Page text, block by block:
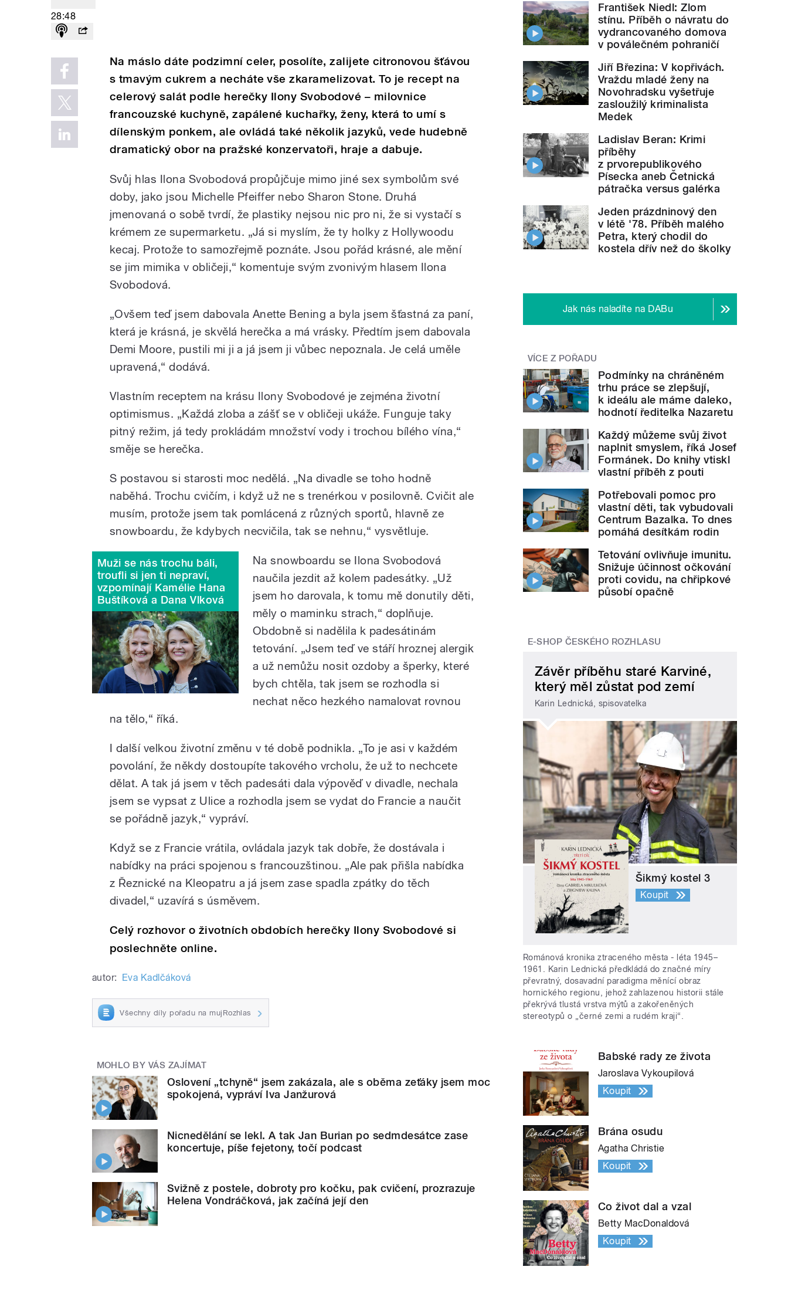
28:48
Na máslo dáte podzimní celer, posolíte, zalijete citronovou šťávou
s tmavým cukrem a necháte vše zkaramelizovat. To je recept na
celerový salát podle herečky Ilony Svobodové – milovnice
francouzské kuchyně, zapálené kuchařky, ženy, která to umí s
dílenským ponkem, ale ovládá také několik jazyků, vede hudebně
dramatický obor na pražské konzervatoři, hraje a dabuje.
Svůj hlas Ilona Svobodová propůjčuje mimo jiné sex symbolům své
doby, jako jsou Michelle Pfeiffer nebo Sharon Stone. Druhá
jmenovaná o sobě tvrdí, že plastiky nejsou nic pro ni, že si vystačí s
krémem ze supermarketu. „Já si myslím, že ty holky z Hollywoodu
kecaj. Protože to samozřejmě poznáte. Jsou pořád krásné, ale mění
se jim mimika v obličeji,“ komentuje svým zvonivým hlasem Ilona
Svobodová.
„Ovšem teď jsem dabovala Anette Bening a byla jsem šťastná za paní,
která je krásná, je skvělá herečka a má vrásky. Předtím jsem dabovala
Demi Moore, pustili mi ji a já jsem ji vůbec nepoznala. Je celá uměle
upravená,“ dodává.
Vlastním receptem na krásu Ilony Svobodové je zejména životní
optimismus. „Každá zloba a zášť se v obličeji ukáže. Funguje taky
pitný režim, já tedy prokládám množství vody i trochou bílého vína,“
směje se herečka.
S postavou si starosti moc nedělá. „Na divadle se toho hodně
naběhá. Trochu cvičím, i když už ne s trenérkou v posilovně. Cvičit ale
musím, protože jsem tak pomlácená z různých sportů, hlavně ze
snowboardu, že kdybych necvičila, tak se nehnu,“ vysvětluje.
Muži se nás trochu báli,
troufli si jen ti nepraví,
vzpomínají Kamélie Hana
Buštíková a Dana Vlková
Na snowboardu se Ilona Svobodová
naučila jezdit až kolem padesátky. „Už
jsem ho darovala, k tomu mě donutily děti,
měly o maminku strach,“ doplňuje.
Obdobně si nadělila k padesátinám
tetování. „Jsem teď ve stáří hroznej alergik
a už nemůžu nosit ozdoby a šperky, které
bych chtěla, tak jsem se rozhodla si
nechat něco hezkého namalovat rovnou
na tělo,“ říká.
I další velkou životní změnu v té době podnikla. „To je asi v každém
povolání, že někdy dostoupíte takového vrcholu, že už to nechcete
dělat. A tak já jsem v těch padesáti dala výpověď v divadle, nechala
jsem se vypsat z Ulice a rozhodla jsem se vydat do Francie a naučit
se pořádně jazyk,“ vypráví.
Když se z Francie vrátila, ovládala jazyk tak dobře, že dostávala i
nabídky na práci spojenou s francouzštinou. „Ale pak přišla nabídka
z Řeznické na Kleopatru a já jsem zase spadla zpátky do těch
divadel,“ uzavírá s úsměvem.
Celý rozhovor o životních obdobích herečky Ilony Svobodové si
poslechněte online.
autor: Eva Kadlčáková
Všechny díly pořadu na mujRozhlas
MOHLO BY VÁS ZAJÍMAT
Oslovení „tchyně“ jsem zakázala, ale s oběma zeťáky jsem moc
spokojená, vypráví Iva Janžurová
Nicnedělání se lekl. A tak Jan Burian po sedmdesátce zase
koncertuje, píše fejetony, točí podcast
Svižně z postele, dobroty pro kočku, pak cvičení, prozrazuje
Helena Vondráčková, jak začíná její den
František Niedl: Zlom
stínu. Příběh o návratu do
vydrancovaného domova
v poválečném pohraničí
Jiří Březina: V kopřivách.
Vraždu mladé ženy na
Novohradsku vyšetřuje
zasloužilý kriminalista
Medek
Ladislav Beran: Krimi
příběhy
z prvorepublikového
Písecka aneb Četnická
pátračka versus galérka
Jeden prázdninový den
v létě '78. Příběh malého
Petra, který chodil do
kostela dřív než do školky
Jak nás naladíte na DABu
VÍCE Z POŘADU
Podmínky na chráněném
trhu práce se zlepšují,
k ideálu ale máme daleko,
hodnotí ředitelka Nazaretu
Každý můžeme svůj život
naplnit smyslem, říká Josef
Formánek. Do knihy vtiskl
vlastní příběh z pouti
Potřebovali pomoc pro
vlastní děti, tak vybudovali
Centrum Bazalka. To dnes
pomáhá desítkám rodin
Tetování ovlivňuje imunitu.
Snižuje účinnost očkování
proti covidu, na chřipkové
působí opačně
E-SHOP ČESKÉHO ROZHLASU
Závěr příběhu staré Karviné,
který měl zůstat pod zemí
Karin Lednická, spisovatelka
Šikmý kostel 3
Koupit
Románová kronika ztraceného města - léta 1945–
1961. Karin Lednická předkládá do značné míry
převratný, dosavadní paradigma měnící obraz
hornického regionu, jehož zahlazenou historii stále
překrývá tlustá vrstva mýtů a zakořeněných
stereotypů o „černé zemi a rudém kraji“.
Babské rady ze života
Jaroslava Vykoupilová
Koupit
Brána osudu
Agatha Christie
Koupit
Co život dal a vzal
Betty MacDonaldová
Koupit